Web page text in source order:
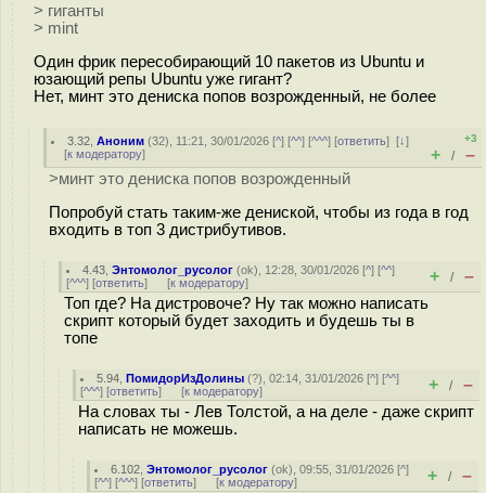
> гиганты
> mint
Один фрик пересобирающий 10 пакетов из Ubuntu и
юзающий репы Ubuntu уже гигант?
Нет, минт это дениска попов возрожденный, не более
3.32 ,Аноним (32), 11:21, 30/01/2026 [^] [^^] [^^^] [ответить][↓]
[к модератору]
+3
+ / –
>минт это дениска попов возрожденный
Попробуй стать таким-же дениской, чтобы из года в год
входить в топ 3 дистрибутивов.
4.43 ,Энтомолог_русолог (ok), 12:28, 30/01/2026 [^] [^^]
[^^^] [ответить] [к модератору] + / –
Топ где? На дистровоче? Ну так можно написать
скрипт который будет заходить и будешь ты в
топе
5.94 ,ПомидорИзДолины (?), 02:14, 31/01/2026 [^] [^^]
[^^^] [ответить] [к модератору] + / –
На словах ты - Лев Толстой, а на деле - даже скрипт
написать не можешь.
6.102 ,Энтомолог_русолог (ok), 09:55, 31/01/2026 [^]
[^^] [^^^] [ответить] [к модератору] + / –